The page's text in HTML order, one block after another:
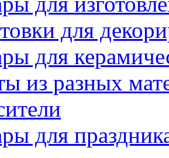
для
для
из разных
для